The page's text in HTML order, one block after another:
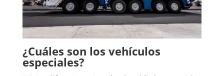
¿Cuáles son los vehículos
especiales?